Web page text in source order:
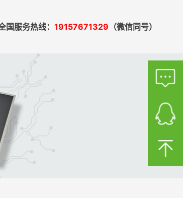
国服务热线： 19157671329 （微信同号）